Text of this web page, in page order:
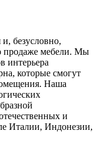
безусловно,
продаже мебели. Мы
интерьера
которые смогут
Наша
и
Италии, Индонезии,